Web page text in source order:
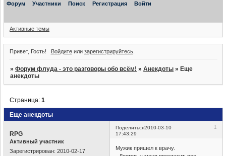
Форум Участники Поиск Регистрация Войти
Активные темы
Привет, Гость! Войдитеили зарегистрируйтесь.
»Форум флуда - это разговоры обо всём! »Анекдоты »Еще
анекдоты
Еще анекдоты
Страница:1
Поделиться 1
2010-03-10
17:43:29
RPG
Активный участник
Зарегистрирован: 2010-02-17
Мужик пришел к врачу.